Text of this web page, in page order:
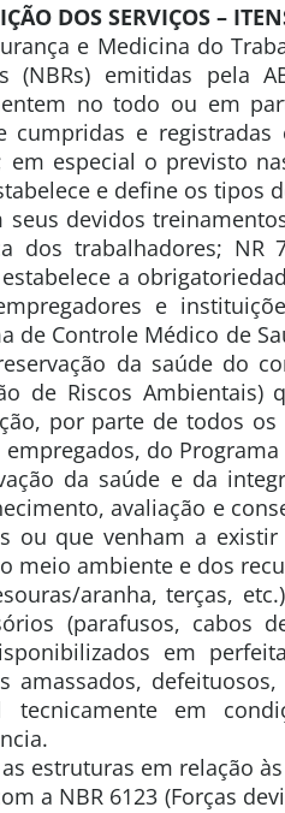
DOS SERVIÇOS –
e Medicina do
emitidas pela
no todo ou em
cumpridas e registradas
especial o previsto
e define os tipos
devidos
dos trabalhadores; NR
a
e
de Controle Médico de
da saúde do
de Riscos Ambientais)
por parte de todos os
do Programa
da saúde e da
avaliação e
ou que venham a
meio ambiente e dos
aranha, terças,
(parafusos, cabos
em
amassados,
em
estruturas em relação
a NBR 6123 (Forças